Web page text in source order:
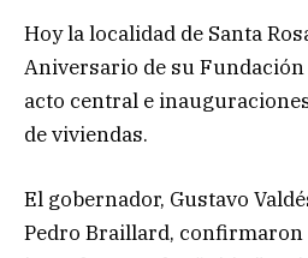
Hoy la localidad de Santa
Aniversario de su
acto central e
de viviendas.
El gobernador, Gustavo
Pedro Braillard,